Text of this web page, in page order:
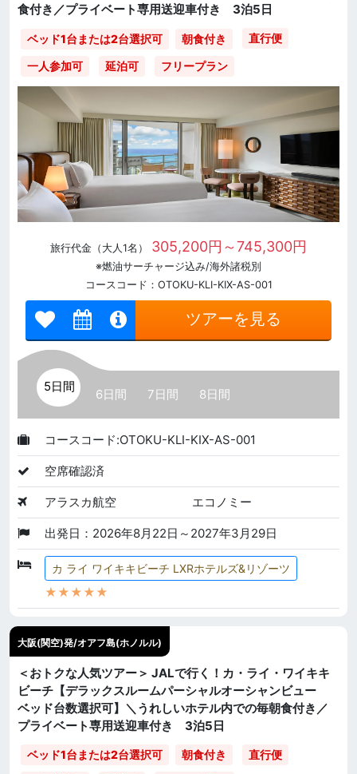
食付き／プライベート専用送迎車付き 3泊5日
ベッド1台または2台選択可 朝食付き 直行便
一人参加可 延泊可 フリープラン
旅行代金（大人1名） 305,200円～745,300円
※燃油サーチャージ込み/海外諸税別
コースコード：OTOKU-KLI-KIX-AS-001
ツアーを見る
5日間
6日間 7日間 8日間
コースコード:OTOKU-KLI-KIX-AS-001
空席確認済
アラスカ航空 エコノミー
出発日：2026年8月22日～2027年3月29日
カ ライ ワイキキビーチ LXRホテルズ&リゾーツ
★★★★★
大阪(関空)発/オアフ島(ホノルル)
＜おトクな人気ツアー＞ JALで行く！カ・ライ・ワイキキ
ビーチ【デラックスルームパーシャルオーシャンビュー
ベッド台数選択可】＼うれしいホテル内での毎朝食付き／
プライベート専用送迎車付き 3泊5日
ベッド1台または2台選択可 朝食付き 直行便